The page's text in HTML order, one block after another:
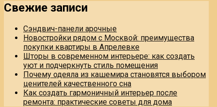
Свежие записи
Сэндвич-панели арочные
Новостройки рядом с Москвой: преимущества
покупки квартиры в Апрелевке
Шторы в современном интерьере: как создать
уют и подчеркнуть стиль помещения
Почему одеяла из кашемира становятся выбором
ценителей качественного сна
Как создать гармоничный интерьер после
ремонта: практические советы для дома